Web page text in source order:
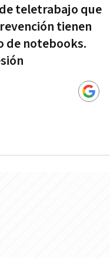
teletrabajo que
tienen
de notebooks.